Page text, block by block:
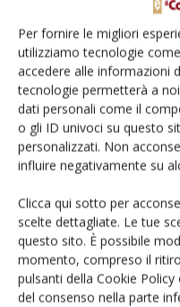
Per fornire le migliori
utilizziamo tecnologie
accedere alle informazioni
tecnologie permetterà a
dati personali come il
o gli ID univoci su questo
personalizzati. Non
influire negativamente su
Clicca qui sotto per
scelte dettagliate. Le tue
questo sito. È possibile
momento, compreso il
pulsanti della Cookie
del consenso nella parte
Iscriviti alle